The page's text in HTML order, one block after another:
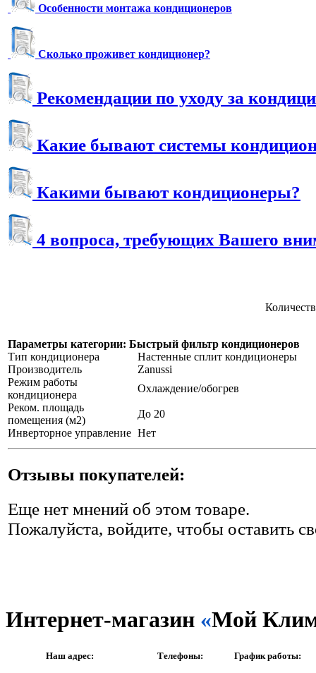
Особенности монтажа кондиционеров
Сколько проживет кондиционер?
Рекомендации по уходу за
Какие бывают системы
Какими бывают кондиционеры?
4 вопроса, требующих Вашего
Параметры категории: Быстрый фильтр кондиционеров
Тип кондиционера
Настенные сплит кондиционеры
Производитель
Zanussi
Режим работы
кондиционера
Охлаждение/обогрев
Реком. площадь
помещения (м2)
До 20
Инверторное управление Нет
Отзывы покупателей:
Еще нет мнений об этом товаре.
Пожалуйста, войдите, чтобы оставить
Интернет-магазин «Мой
Наш адрес: Телефоны: График работы: